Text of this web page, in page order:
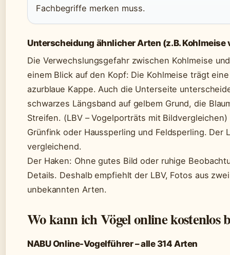
Fachbegriffe merken muss.
Unterscheidung ähnlicher Arten (z.B. Kohlmeise
Die Verwechslungsgefahr zwischen Kohlmeise
einem Blick auf den Kopf: Die Kohlmeise trägt
azurblaue Kappe. Auch die Unterseite
schwarzes Längsband auf gelbem Grund, die
Streifen. (LBV – Vogelporträts mit
Grünfink oder Haussperling und Feldsperling. Der
vergleichend.
Der Haken: Ohne gutes Bild oder ruhige
Details. Deshalb empfiehlt der LBV, Fotos aus
unbekannten Arten.
Wo kann ich Vögel online kostenlos
NABU Online-Vogelführer – alle 314 Arten